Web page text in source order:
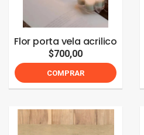
Flor porta vela acrilico
$700,00
COMPRAR